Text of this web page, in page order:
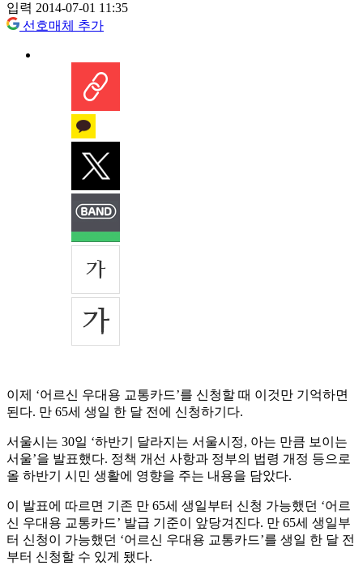
입력 2014-07-01 11:35
선호매체 추가
이제 ‘어르신 우대용 교통카드’를 신청할 때 이것만 기억하면
된다. 만 65세 생일 한 달 전에 신청하기다.
서울시는 30일 ‘하반기 달라지는 서울시정, 아는 만큼 보이는
서울’을 발표했다. 정책 개선 사항과 정부의 법령 개정 등으로
올 하반기 시민 생활에 영향을 주는 내용을 담았다.
이 발표에 따르면 기존 만 65세 생일부터 신청 가능했던 ‘어르
신 우대용 교통카드’ 발급 기준이 앞당겨진다. 만 65세 생일부
터 신청이 가능했던 ‘어르신 우대용 교통카드’를 생일 한 달 전
부터 신청할 수 있게 됐다.